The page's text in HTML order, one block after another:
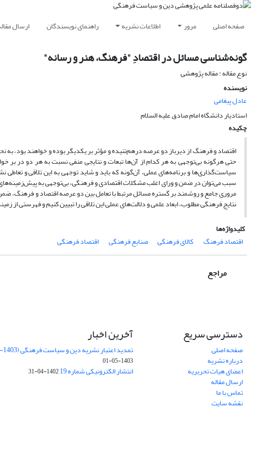
صفحه اصلی مرور اطلاعات نشریه راهنمای نویسندگان ارسال
گونه‌شناسی مسائل در اقتصادِ "فرهنگ، هنر و رسانه"
نوع مقاله : مقاله پژوهشی
نویسنده
عادل پیغامی
استادیار دانشگاه امام صادق علیه السلام
چکیده
اقتصاد و فرهنگ از دیرباز دو عرصه درهم‌تنیده و مؤثر بر یکدیگر بوده و خواهند بود،
حتی هرگونه بی‌توجهی به هر کدام از آن‌ها تبعات و نتایجی منفی نسبت به هر دو در بر
سیاست‌گذاری‌ها و برنامه‌های عملی،‌ آن‌گونه که باید و شاید توجهی به این تلاقی و
سبب می‌توان در ضمن و ورای اغلب مشکلات اقتصادی و فرهنگی، بی‌توجهی به پیش‌زمینه‌های
مروری جامع و روشمند بر گستره مسائل مرتبط با تعامل بین دو عرصه اقتصاد و فرهنگ،‌
نتایج فرهنگی مطلوب، ابعاد علمی و دلالت‌های عملی این تلاقی را تبیین کنیم و فهرستی از
کلیدواژه‌ها
اقتصاد فرهنگ
‌ کالای فرهنگی صنایع فرهنگی ‌ اقتصاد فرهنگی
مراجع
دسترسی سریع
صفحه اصلی
درباره نشریه
اعضای هیات تحریریه
ارسال مقاله
تماس با ما
نقشه سایت
آخرین اخبار
تمدید اعتبار نشریه دین و سیاست فرهنگی (1403- 1405)
1403-05-01
انتشار الکترونیکی شماره 19 1402-04-31